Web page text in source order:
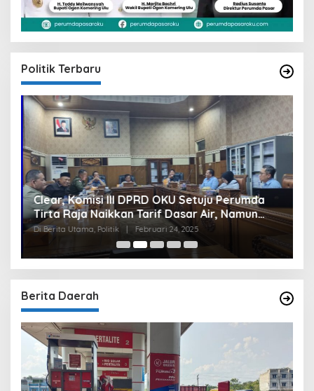
Politik Terbaru
Clear, Komisi III DPRD OKU Setuju Perumda
Tirta Raja Naikkan Tarif Dasar Air, Namun
Bersyarat
Di Berita Utama, Politik Februari 24, 2025
Berita Daerah